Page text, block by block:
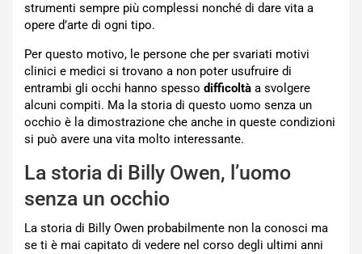
strumenti sempre più complessi nonché di dare vita a
opere d’arte di ogni tipo.
Per questo motivo, le persone che per svariati motivi
clinici e medici si trovano a non poter usufruire di
entrambi gli occhi hanno spesso difficoltà a svolgere
alcuni compiti. Ma la storia di questo uomo senza un
occhio è la dimostrazione che anche in queste condizioni
si può avere una vita molto interessante.
La storia di Billy Owen, l’uomo
senza un occhio
La storia di Billy Owen probabilmente non la conosci ma
se ti è mai capitato di vedere nel corso degli ultimi anni